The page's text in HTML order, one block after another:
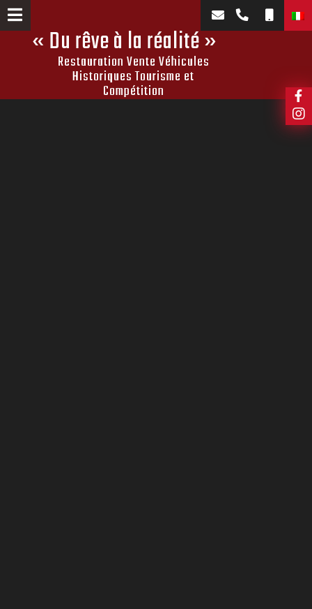
« Du rêve à la réalité »
Restauration Vente Véhicules
Historiques Tourisme et
Compétition
contenuto